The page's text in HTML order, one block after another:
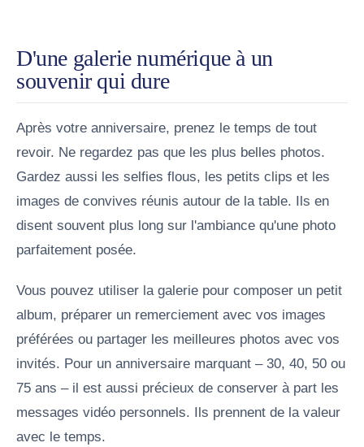
D'une galerie numérique à un
souvenir qui dure
Après votre anniversaire, prenez le temps de tout
revoir. Ne regardez pas que les plus belles photos.
Gardez aussi les selfies flous, les petits clips et les
images de convives réunis autour de la table. Ils en
disent souvent plus long sur l'ambiance qu'une photo
parfaitement posée.
Vous pouvez utiliser la galerie pour composer un petit
album, préparer un remerciement avec vos images
préférées ou partager les meilleures photos avec vos
invités. Pour un anniversaire marquant – 30, 40, 50 ou
75 ans – il est aussi précieux de conserver à part les
messages vidéo personnels. Ils prennent de la valeur
avec le temps.